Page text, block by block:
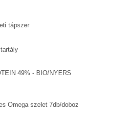
tápszer
49% - BIO/NYERS
Omega szelet 7db/doboz